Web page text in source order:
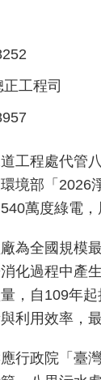
工程司
工程處代管
境部「2026
萬度綠電
為全國規模
化過程中產
，自109年
利用效率，
行政院「臺